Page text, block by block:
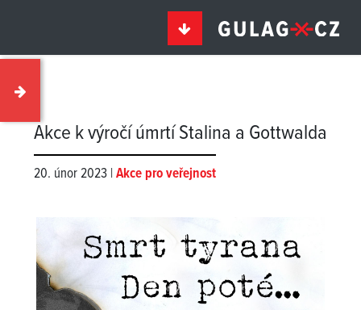
Akce k výročí úmrtí Stalina a Gottwalda
20. únor 2023 | Akce pro veřejnost